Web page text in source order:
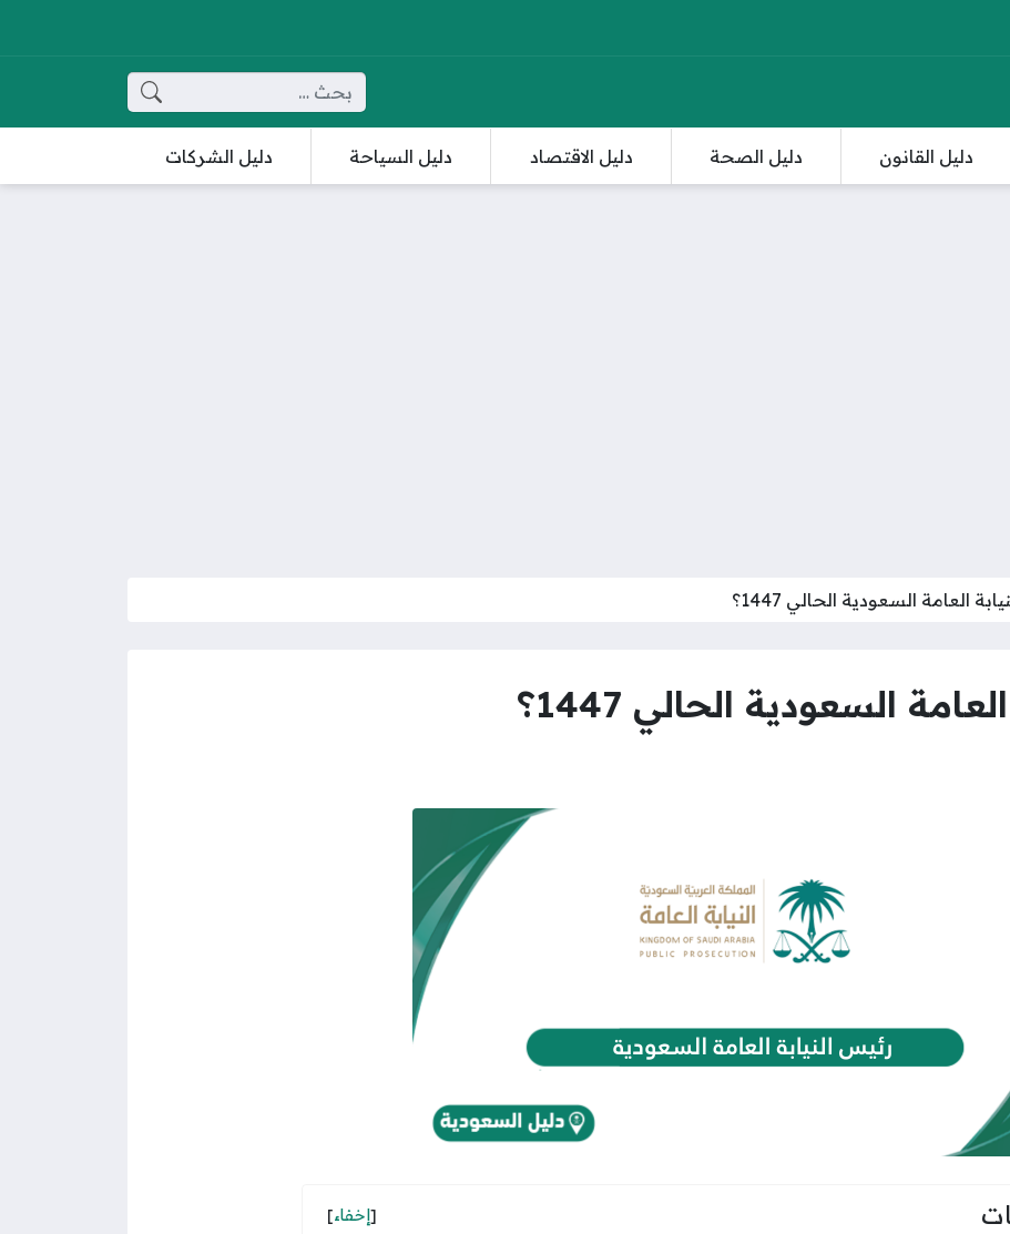
البحث عن:
دليل القانون دليل الصحة دليل الاقتصاد دليل السياحة دليل الشركات
العامة السعودية الحالي 1447؟
السعودية الحالي 1447؟
[إخفاء]